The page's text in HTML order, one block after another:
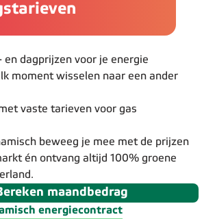
en dagprijzen voor je energie
moment wisselen naar een ander
vaste tarieven voor gas
beweeg je mee met de prijzen
én ontvang altijd 100% groene
maandbedrag
energiecontract